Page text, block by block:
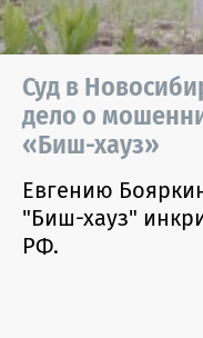
Суд в
дело о
«Биш-хауз»
Евгению
"Биш-хауз"
РФ.